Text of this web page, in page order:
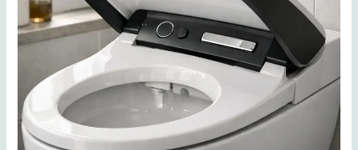
als
Sie
und
Gerüche
gar